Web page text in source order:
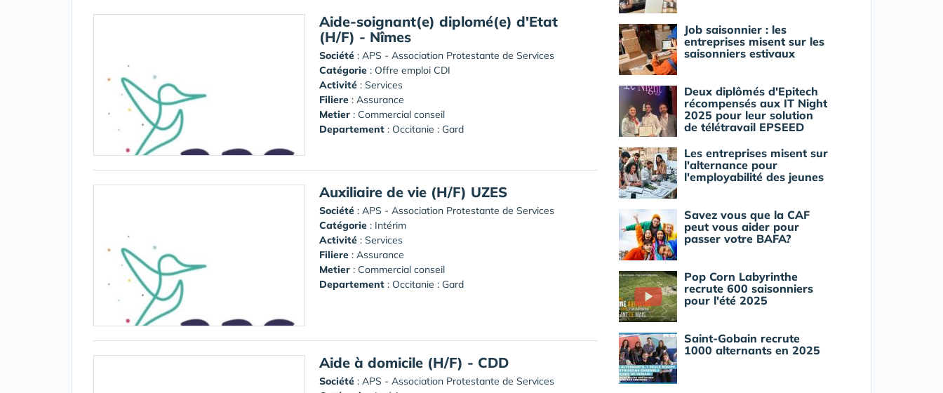
Aide-soignant(e) diplomé(e) d'Etat
(H/F) - Nîmes
Société : APS - Association Protestante de Services
Catégorie : Offre emploi CDI
Activité : Services
Filiere : Assurance
Metier : Commercial conseil
Departement : Occitanie : Gard
Auxiliaire de vie (H/F) UZES
Société : APS - Association Protestante de Services
Catégorie : Intérim
Activité : Services
Filiere : Assurance
Metier : Commercial conseil
Departement : Occitanie : Gard
Aide à domicile (H/F) - CDD
Société : APS - Association Protestante de Services
Job saisonnier : les
entreprises misent sur les
saisonniers estivaux
Deux diplômés d'Epitech
récompensés aux IT Night
2025 pour leur solution
de télétravail EPSEED
Les entreprises misent sur
l'alternance pour
l'employabilité des jeunes
Savez vous que la CAF
peut vous aider pour
passer votre BAFA?
Pop Corn Labyrinthe
recrute 600 saisonniers
pour l'été 2025
Saint-Gobain recrute
1000 alternants en 2025